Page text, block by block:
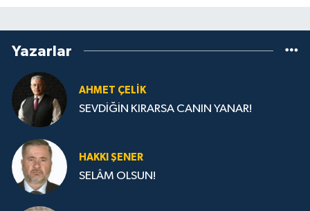
Yazarlar
AHMET ÇELIK
SEVDİĞİN KIRARSA CANIN YANAR!
HAKKI ŞENER
SELÂM OLSUN!